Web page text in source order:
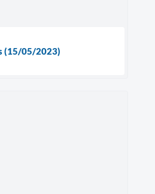
(15/05/2023)